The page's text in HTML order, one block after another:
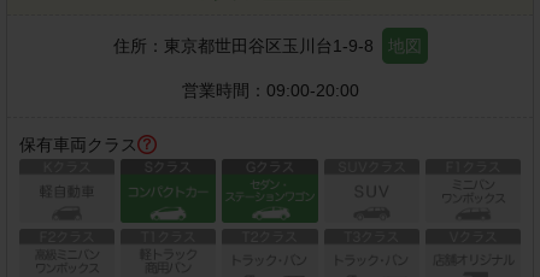
住所： 東京都世田谷区玉川台1-9-8 地図
営業時間： 09:00-20:00
保有車両クラス